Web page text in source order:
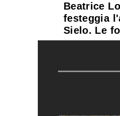
Beatrice
festeggia
Sielo. Le